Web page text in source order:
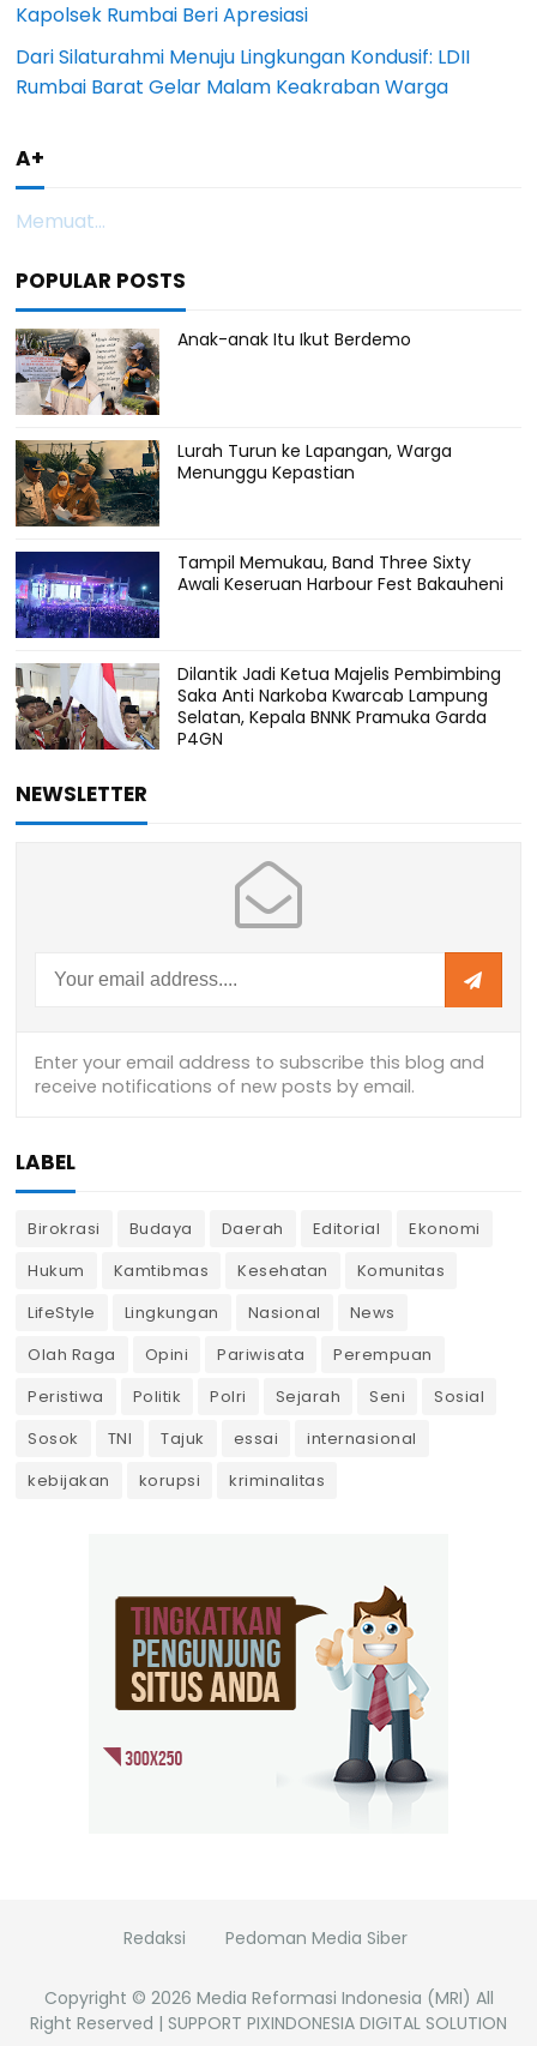
Kapolsek Rumbai Beri Apresiasi
Dari Silaturahmi Menuju Lingkungan Kondusif: LDII
Rumbai Barat Gelar Malam Keakraban Warga
A+
Memuat...
POPULAR POSTS
Anak-anak Itu Ikut Berdemo
Lurah Turun ke Lapangan, Warga
Menunggu Kepastian
Tampil Memukau, Band Three Sixty
Awali Keseruan Harbour Fest Bakauheni
Dilantik Jadi Ketua Majelis Pembimbing
Saka Anti Narkoba Kwarcab Lampung
Selatan, Kepala BNNK Pramuka Garda
P4GN
NEWSLETTER
LABEL
Birokrasi Budaya Daerah Editorial
Ekonomi
Hukum
Kamtibmas Kesehatan
Komunitas
LifeStyle
Lingkungan Nasional
News
Olah Raga
Opini Pariwisata
Perempuan
Peristiwa
Politik Polri Sejarah Seni
Sosial
Sosok
TNI Tajuk essai
internasional
kebijakan
korupsi kriminalitas
Redaksi Pedoman Media Siber
Copyright © 2026 Media Reformasi Indonesia (MRI) All
Right Reserved | SUPPORT PIXINDONESIA DIGITAL SOLUTION